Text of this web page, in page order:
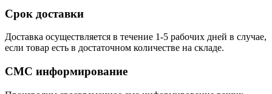
Срок доставки
Доставка осуществляется в течение 1-5 рабочих дней в случае,
если товар есть в достаточном количестве на складе.
СМС информирование